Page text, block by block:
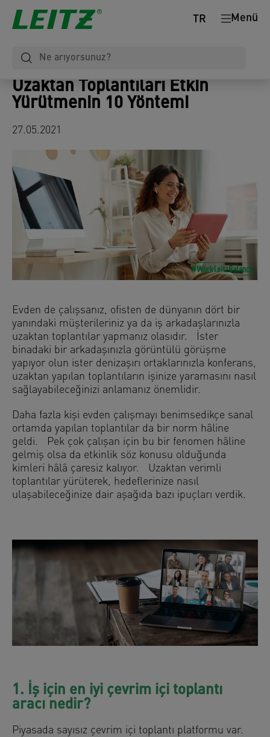
Menü
TR
Uzaktan Toplantıları Etkin
Yürütmenin 10 Yöntemi
27.05.2021
Evden de çalışsanız, ofisten de dünyanın dört bir
yanındaki müşterileriniz ya da iş arkadaşlarınızla
uzaktan toplantılar yapmanız olasıdır. İster
binadaki bir arkadaşınızla görüntülü görüşme
yapıyor olun ister denizaşırı ortaklarınızla konferans,
uzaktan yapılan toplantıların işinize yaramasını nasıl
sağlayabileceğinizi anlamanız önemlidir.
Daha fazla kişi evden çalışmayı benimsedikçe sanal
ortamda yapılan toplantılar da bir norm hâline
geldi. Pek çok çalışan için bu bir fenomen hâline
gelmiş olsa da etkinlik söz konusu olduğunda
kimleri hâlâ çaresiz kalıyor. Uzaktan verimli
toplantılar yürüterek, hedeflerinize nasıl
ulaşabileceğinize dair aşağıda bazı ipuçları verdik.
1. İş için en iyi çevrim içi toplantı
aracı nedir?
Piyasada sayısız çevrim içi toplantı platformu var.